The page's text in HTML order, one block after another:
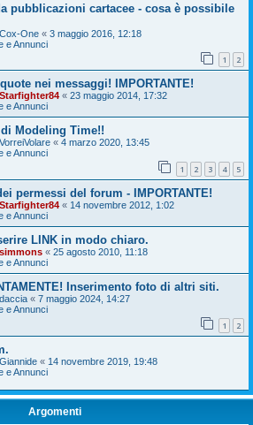
pubblicazioni cartacee - cosa è possibile
Cox-One « 3 maggio 2016, 12:18
e Annunci
1 2
nei messaggi! IMPORTANTE!
Starfighter84 « 23 maggio 2014, 17:32
e Annunci
di Modeling Time!!
VorreiVolare « 4 marzo 2020, 13:45
e Annunci
1 2 3 4 5
permessi del forum - IMPORTANTE!
Starfighter84 « 14 novembre 2012, 1:02
e Annunci
LINK in modo chiaro.
simmons « 25 agosto 2010, 11:18
e Annunci
Inserimento foto di altri siti.
daccia « 7 maggio 2024, 14:27
e Annunci
1 2
Giannide « 14 novembre 2019, 19:48
e Annunci
Argomenti